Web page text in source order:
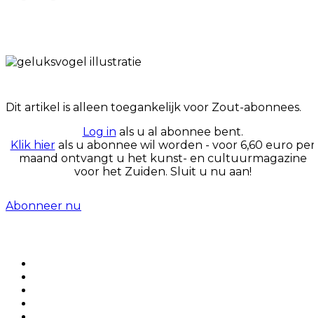
Dit artikel is alleen toegankelijk voor Zout-abonnees.
Log in als u al abonnee bent.
Klik hierals u abonnee wil worden - voor 6,60 euro
maand ontvangt u het kunst- en cultuurmagazine
voor het Zuiden. Sluit u nu aan!
Abonneer nu